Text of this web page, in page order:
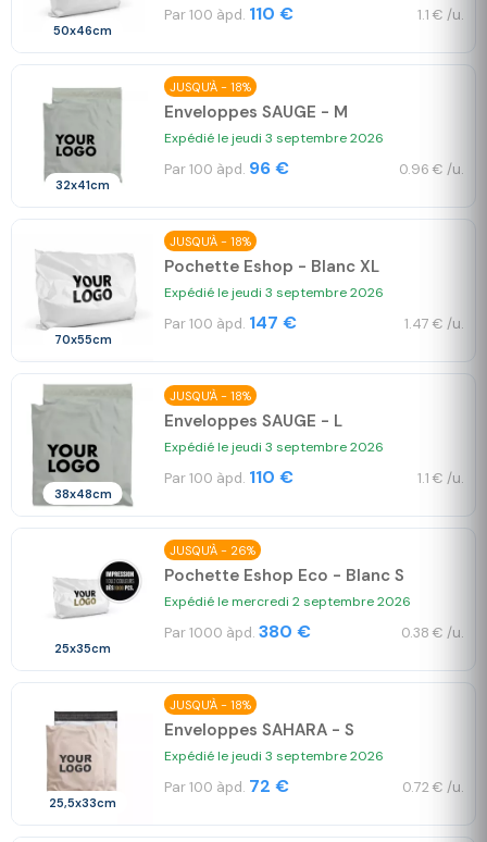
50x46cm
Par 100 àpd. 110 € 1.1 € /u.
32x41cm
JUSQU'À - 18%
Enveloppes SAUGE - M
Expédié le jeudi 3 septembre 2026
Par 100 àpd. 96 € 0.96 € /u.
70x55cm
JUSQU'À - 18%
Pochette Eshop - Blanc XL
Expédié le jeudi 3 septembre 2026
Par 100 àpd. 147 € 1.47 € /u.
38x48cm
JUSQU'À - 18%
Enveloppes SAUGE - L
Expédié le jeudi 3 septembre 2026
Par 100 àpd. 110 € 1.1 € /u.
25x35cm
JUSQU'À - 26%
Pochette Eshop Eco - Blanc S
Expédié le mercredi 2 septembre 2026
Par 1000 àpd. 380 € 0.38 € /u.
25,5x33cm
JUSQU'À - 18%
Enveloppes SAHARA - S
Expédié le jeudi 3 septembre 2026
Par 100 àpd. 72 € 0.72 € /u.